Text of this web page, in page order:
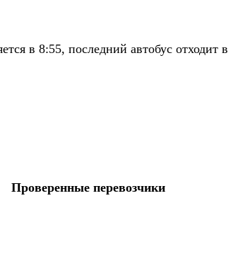
в 8:55, последний автобус отходит в
Проверенные перевозчики